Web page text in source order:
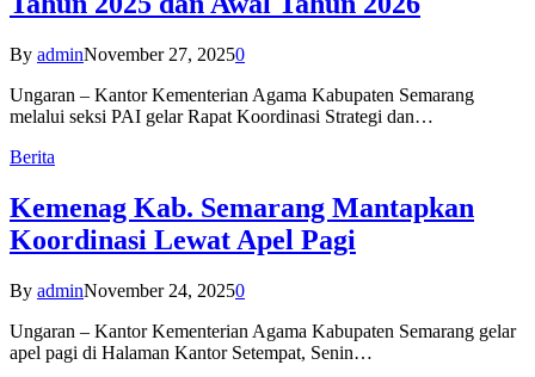
By adminNovember 27, 20250
Ungaran – Kantor Kementerian Agama Kabupaten Semarang
melalui seksi PAI gelar Rapat Koordinasi Strategi dan…
Berita
Kemenag Kab. Semarang Mantapkan
Koordinasi Lewat Apel Pagi
By adminNovember 24, 20250
Ungaran – Kantor Kementerian Agama Kabupaten Semarang gelar
apel pagi di Halaman Kantor Setempat, Senin…